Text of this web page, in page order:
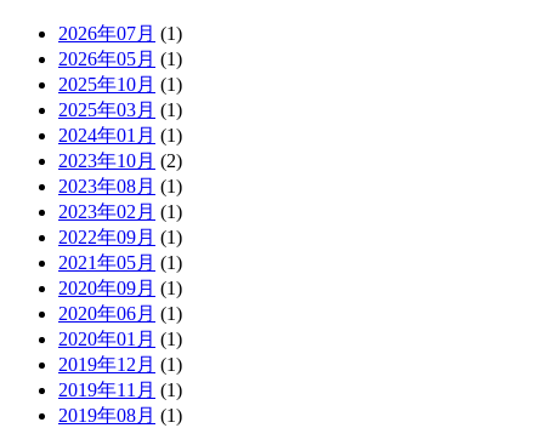
2026年07月 (1)
2026年05月 (1)
2025年10月 (1)
2025年03月 (1)
2024年01月 (1)
2023年10月 (2)
2023年08月 (1)
2023年02月 (1)
2022年09月 (1)
2021年05月 (1)
2020年09月 (1)
2020年06月 (1)
2020年01月 (1)
2019年12月 (1)
2019年11月 (1)
2019年08月 (1)